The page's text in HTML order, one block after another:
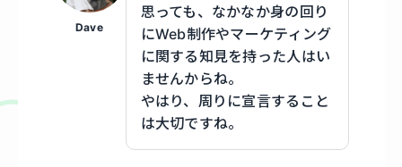
Dave
思っても、なかなか身の回り
にWeb制作やマーケティング
に関する知見を持った人はい
ませんからね。
やはり、周りに宣言すること
は大切ですね。